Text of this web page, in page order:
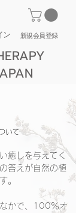
​新規会員登録
ン
いて
癒しを与えてく
答えが自然の植
。
かで、100％オ